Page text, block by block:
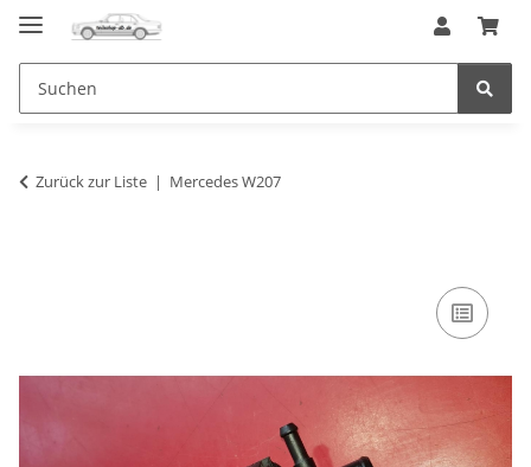
Zurück zur Liste Mercedes W207